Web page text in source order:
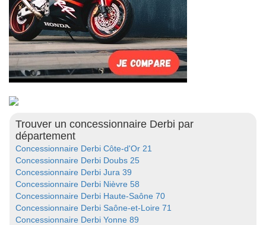
Trouver un concessionnaire Derbi par
département
Concessionnaire Derbi Côte-d'Or 21
Concessionnaire Derbi Doubs 25
Concessionnaire Derbi Jura 39
Concessionnaire Derbi Nièvre 58
Concessionnaire Derbi Haute-Saône 70
Concessionnaire Derbi Saône-et-Loire 71
Concessionnaire Derbi Yonne 89